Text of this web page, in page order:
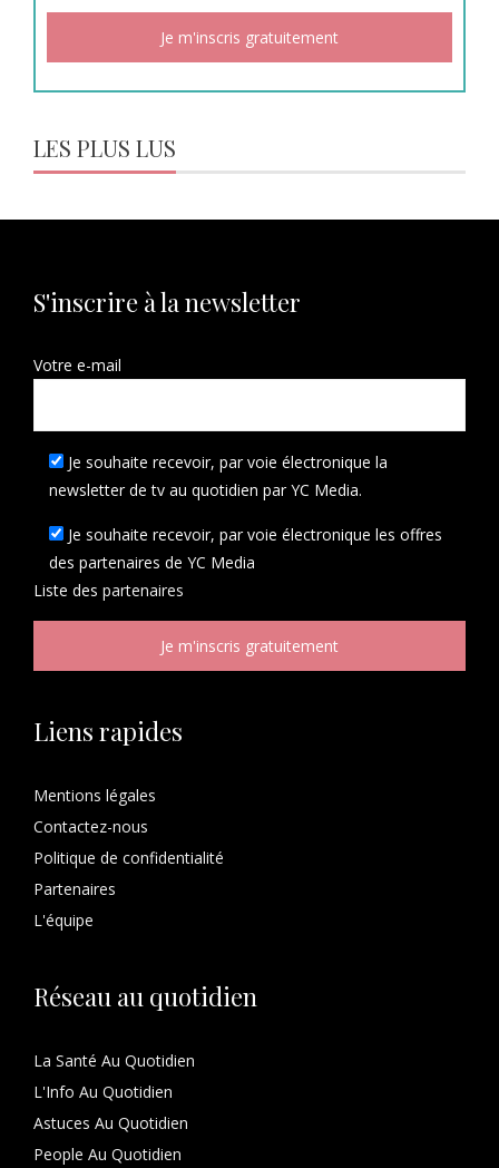
LES PLUS LUS
S'inscrire à la newsletter
Votre e-mail
Je souhaite recevoir, par voie électronique la
newsletter de tv au quotidien par YC Media.
Je souhaite recevoir, par voie électronique les offres
des partenaires de YC Media
Liste des partenaires
Liens rapides
Mentions légales
Contactez-nous
Politique de confidentialité
Partenaires
L'équipe
Réseau au quotidien
La Santé Au Quotidien
L'Info Au Quotidien
Astuces Au Quotidien
People Au Quotidien